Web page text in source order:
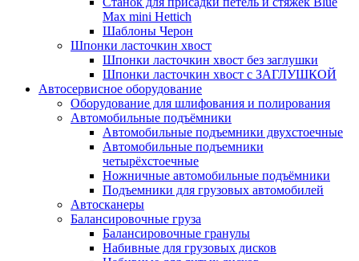
Max mini Hettich
Шаблоны Черон
Шпонки ласточкин хвост
Шпонки ласточкин хвост без заглушки
Шпонки ласточкин хвост с ЗАГЛУШКОЙ
Автосервисное оборудование
Оборудование для шлифования и полирования
Автомобильные подъёмники
Автомобильные подъемники двухстоечные
Автомобильные подъемники
четырёхстоечные
Ножничные автомобильные подъёмники
Подъемники для грузовых автомобилей
Автосканеры
Балансировочные груза
Балансировочные гранулы
Набивные для грузовых дисков